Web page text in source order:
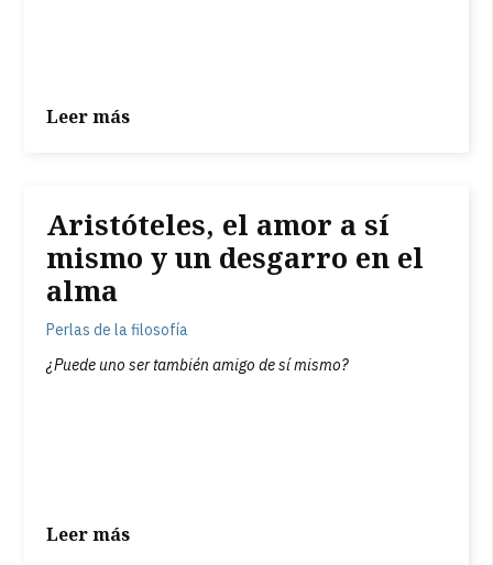
Leer más
Aristóteles, el amor a sí
mismo y un desgarro en el
alma
Perlas de la filosofía
¿Puede uno ser también amigo de sí mismo?
Leer más